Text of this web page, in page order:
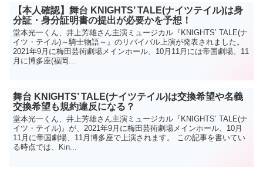
【本人確認】舞台 KNIGHTS’ TALE(ナイツテイル)は身
分証・身分証明書の提出が必要かを予想！
堂本光一くん、井上芳雄さん主演ミュージカル『KNIGHTS’ TALE(ナ
イツ・テイル)～騎士物語～』のリバイバル上演が発表されました。
2021年9月に梅田芸術劇場メインホール、10月11月には帝国劇場、11
月に博多座(福岡...
舞台 KNIGHTS’ TALE(ナイツテイル)は交換希望や名義
交換希望も規約違反になる？
堂本光一くん、井上芳雄さん主演ミュージカル『KNIGHTS’ TALE(ナ
イツ・テイル)』が、2021年9月に梅田芸術劇場メインホール、10月
11月に帝国劇場、11月博多座で上演されます。 この記事を書いてい
る時点では、Kin...